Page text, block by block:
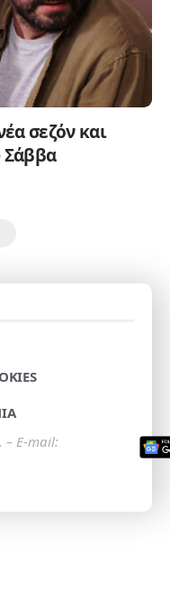
σεζόν και
Σάββα
– E-mail: